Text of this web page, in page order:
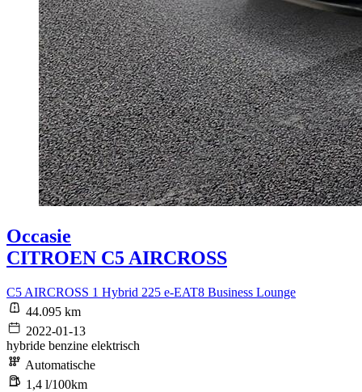
Occasie
CITROEN C5 AIRCROSS
C5 AIRCROSS 1 Hybrid 225 e-EAT8 Business Lounge
44.095 km
2022-01-13
hybride benzine elektrisch
Automatische
1,4 l/100km